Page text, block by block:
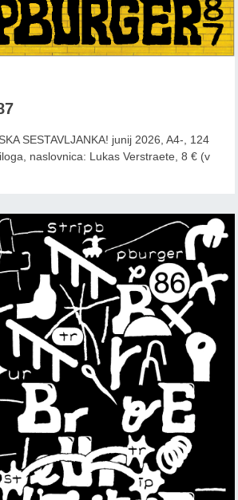
SESTAVLJANKA! junij 2026, A4-, 124
naslovnica: Lukas Verstraete, 8 € (v